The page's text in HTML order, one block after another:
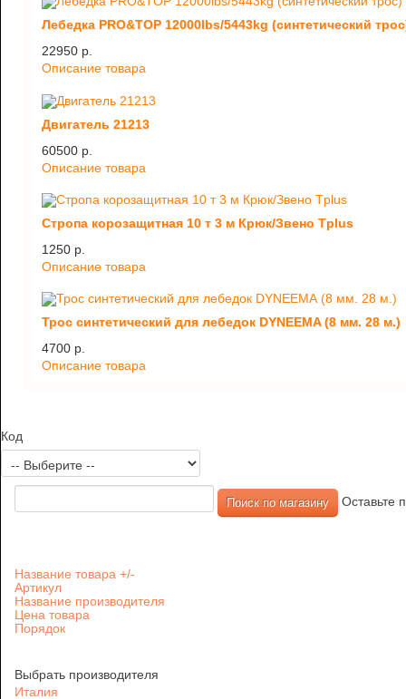
Лебедка PRO&TOP 12000lbs/5443kg (синтетический
22950 p.
Описание товара
Двигатель 21213
60500 p.
Описание товара
Стропа корозащитная 10 т 3 м Крюк/Звено Tplus
1250 p.
Описание товара
Трос синтетический для лебедок DYNEEMA (8 мм. 28 м.)
4700 p.
Описание товара
Код
Оставьте
Название товара +/-
Артикул
Название производителя
Цена товара
Порядок
Выбрать производителя
Италия